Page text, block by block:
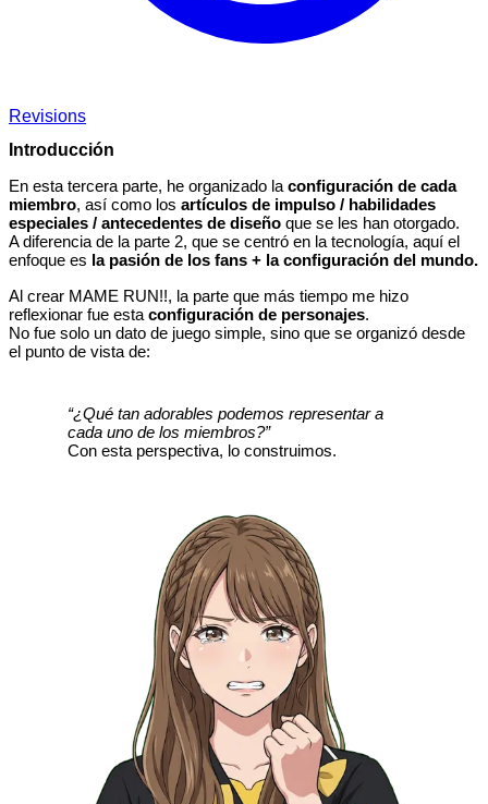
Revisions
Introducción
En esta tercera parte, he organizado la configuración de cada
miembro, así como los artículos de impulso / habilidades
especiales / antecedentes de diseño que se les han otorgado.
A diferencia de la parte 2, que se centró en la tecnología, aquí el
enfoque es la pasión de los fans + la configuración del mundo.
Al crear MAME RUN!!, la parte que más tiempo me hizo
reflexionar fue esta configuración de personajes.
No fue solo un dato de juego simple, sino que se organizó desde
el punto de vista de:
“¿Qué tan adorables podemos representar a
cada uno de los miembros?”
Con esta perspectiva, lo construimos.